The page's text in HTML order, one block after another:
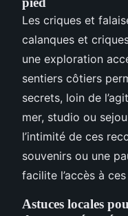
Les criques et
calanques et
une exploration
sentiers côtiers
secrets, loin de
mer, studio ou
l’intimité de ces
souvenirs ou une
facilite l’accès à
Astuces locales